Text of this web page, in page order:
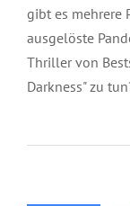
gibt es mehrere
ausgelöste
Thriller von
Darkness" zu